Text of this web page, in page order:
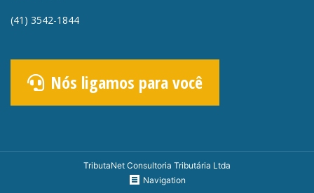
(41) 3542-1844
Nós ligamos para você
TributaNet Consultoria Tributária Ltda
Navigation